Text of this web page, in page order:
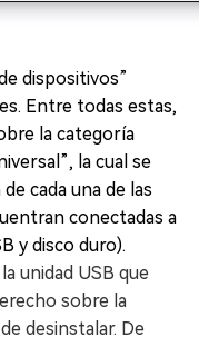
dispositivos”
Entre todas estas,
la categoría
la cual se
cada una de las
conectadas a
y disco duro).
unidad USB que
sobre la
desinstalar. De